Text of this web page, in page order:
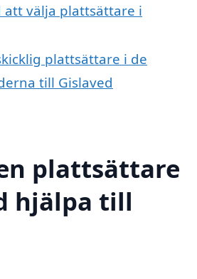
att välja plattsättare i
plattsättare i de
till Gislaved
plattsättare
hjälpa till